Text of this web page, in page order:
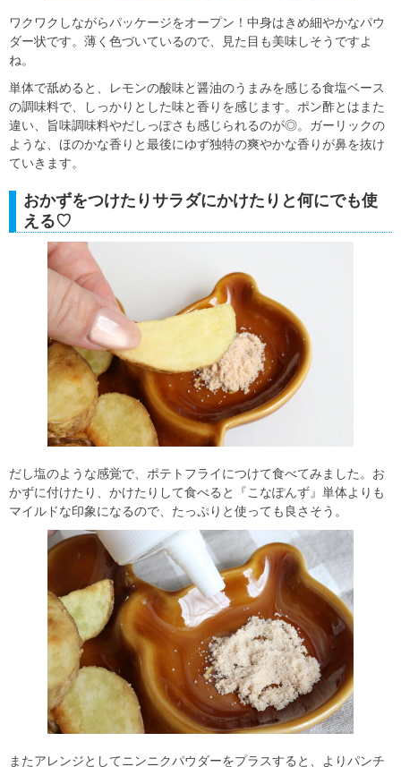
ワクワクしながらパッケージをオープン！中身はきめ細やかなパウ
ダー状です。薄く色づいているので、見た目も美味しそうですよ
ね。
単体で舐めると、レモンの酸味と醤油のうまみを感じる食塩ベース
の調味料で、しっかりとした味と香りを感じます。ポン酢とはまた
違い、旨味調味料やだしっぽさも感じられるのが◎。ガーリックの
ような、ほのかな香りと最後にゆず独特の爽やかな香りが鼻を抜け
ていきます。
おかずをつけたりサラダにかけたりと何にでも使
える♡
だし塩のような感覚で、ポテトフライにつけて食べてみました。お
かずに付けたり、かけたりして食べると『こなぽんず』単体よりも
マイルドな印象になるので、たっぷりと使っても良さそう。
またアレンジとしてニンニクパウダーをプラスすると、よりパンチ